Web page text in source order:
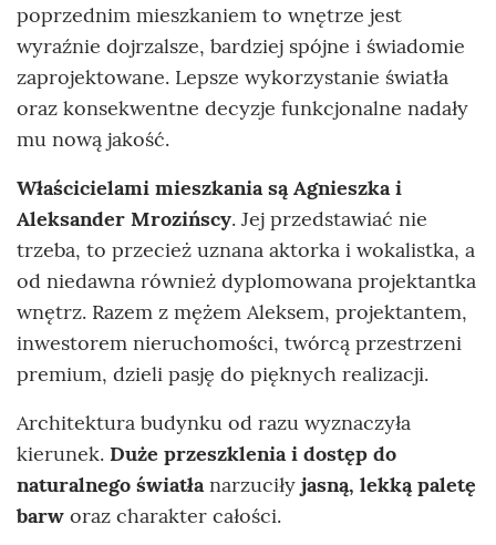
poprzednim mieszkaniem to wnętrze jest
wyraźnie dojrzalsze, bardziej spójne i świadomie
zaprojektowane. Lepsze wykorzystanie światła
oraz konsekwentne decyzje funkcjonalne nadały
mu nową jakość.
Właścicielami mieszkania są Agnieszka i
Aleksander Mrozińscy. Jej przedstawiać nie
trzeba, to przecież uznana aktorka i wokalistka, a
od niedawna również dyplomowana projektantka
wnętrz. Razem z mężem Aleksem, projektantem,
inwestorem nieruchomości, twórcą przestrzeni
premium, dzieli pasję do pięknych realizacji.
Architektura budynku od razu wyznaczyła
kierunek. Duże przeszklenia i dostęp do
naturalnego światłanarzuciły jasną, lekką paletę
barw oraz charakter całości.